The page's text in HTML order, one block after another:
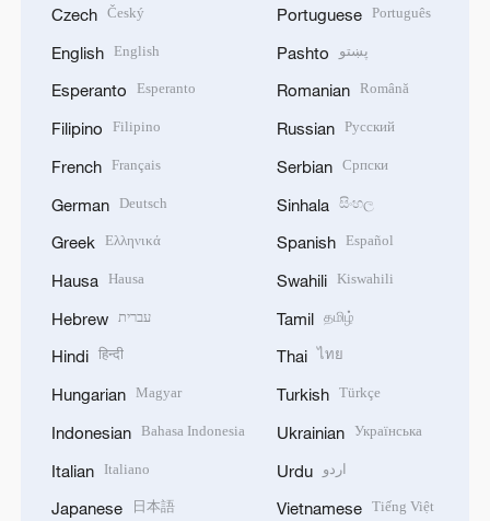
Czech Český
English English
Esperanto Esperanto
Filipino Filipino
French Français
German Deutsch
Greek Ελληνικά
Hausa Hausa
Hebrew עברית
Hindi हिन्दी
Hungarian Magyar
Indonesian Bahasa Indonesia
Italian Italiano
Japanese 日本語
Portuguese Português
Pashto پښتو
Romanian Română
Russian Русский
Serbian Српски
Sinhala සිංහල
Spanish Español
Swahili Kiswahili
Tamil தமிழ்
Thai ไทย
Turkish Türkçe
Ukrainian Українська
Urdu اردو
Vietnamese Tiếng Việt